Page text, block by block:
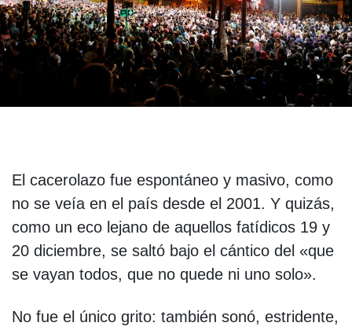
El cacerolazo fue espontáneo y masivo, como
no se veía en el país desde el 2001. Y quizás,
como un eco lejano de aquellos fatídicos 19 y
20 diciembre, se saltó bajo el cántico del «que
se vayan todos, que no quede ni uno solo».
No fue el único grito: también sonó, estridente,